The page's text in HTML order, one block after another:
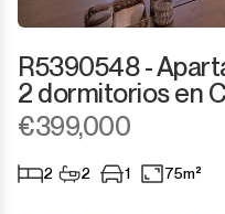
R5390548 -
2 dormitorios en
€399,000
2 2 1 75m²